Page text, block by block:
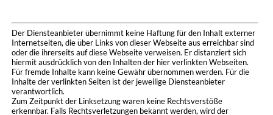
Der Diensteanbieter übernimmt keine Haftung für den Inhalt externer
Internetseiten, die über Links von dieser Webseite aus erreichbar sind
oder die ihrerseits auf diese Webseite verweisen. Er distanziert sich
hiermit ausdrücklich von den Inhalten der hier verlinkten Webseiten.
Für fremde Inhalte kann keine Gewähr übernommen werden. Für die
Inhalte der verlinkten Seiten ist der jeweilige Diensteanbieter
verantwortlich.
Zum Zeitpunkt der Linksetzung waren keine Rechtsverstöße
erkennbar. Falls Rechtsverletzungen bekannt werden, wird der